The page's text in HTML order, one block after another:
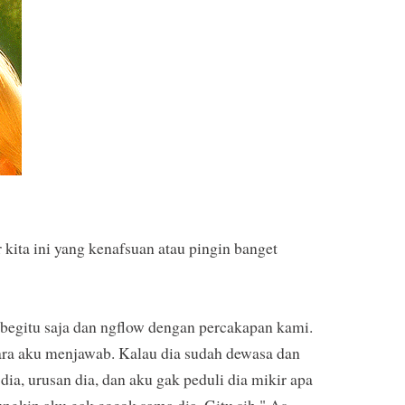
ini yang kenafsuan atau pingin banget
saja dan ngflow dengan percakapan kami.
aku menjawab. Kalau dia sudah dewasa dan
urusan dia, dan aku gak peduli dia mikir apa